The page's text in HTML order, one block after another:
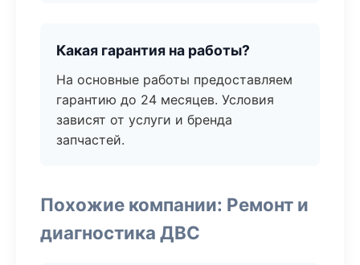
Какая гарантия на работы?
На основные работы предоставляем
гарантию до 24 месяцев. Условия
зависят от услуги и бренда
запчастей.
Похожие компании: Ремонт и
диагностика ДВС